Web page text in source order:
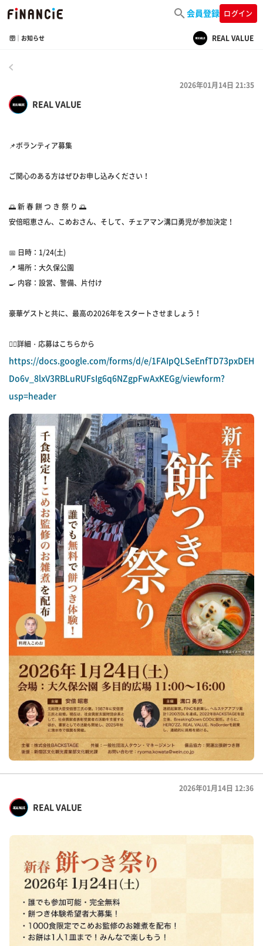
会員登録 ログイン
🛜｜お知らせ REAL VALUE
REAL VALUE
2026年01月14日 21:35
📌ボランティア募集
ご関心のある方はぜひお申し込みください！
🌅 新 春 餅 つ き 祭 り 🌅
安倍昭恵さん、こめおさん、そして、チェアマン溝口勇児が参加決定！
📅 日時：1/24(土)
📍 場所：大久保公園
🍳 内容：設営、警備、片付け
豪華ゲストと共に、最高の2026年をスタートさせましょう！
👇🏻詳細・応募はこちらから
https://docs.google.com/forms/d/e/1FAIpQLSeEnfTD73pxDEH
Do6v_8lxV3RBLuRUFsIg6q6NZgpFwAxKEGg/viewform?
usp=header
REAL VALUE
2026年01月14日 12:36